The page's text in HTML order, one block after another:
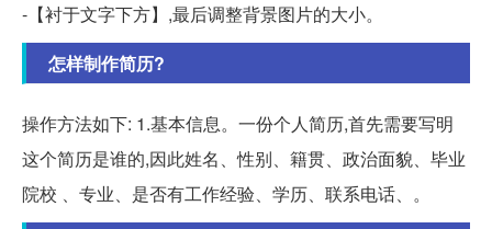
-【衬于文字下方】,最后调整背景图片的大小。
怎样制作简历?
操作方法如下: 1.基本信息。一份个人简历,首先需要写明
这个简历是谁的,因此姓名、性别、籍贯、政治面貌、毕业
院校 、专业、是否有工作经验、学历、联系电话、。